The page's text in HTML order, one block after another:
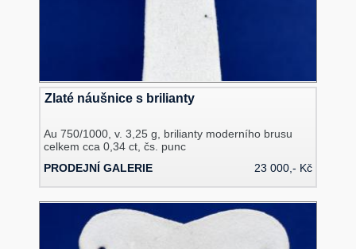
Zlaté náušnice s brilianty
Au 750/1000, v. 3,25 g, brilianty moderního brusu
celkem cca 0,34 ct, čs. punc
PRODEJNÍ GALERIE
23 000,- Kč